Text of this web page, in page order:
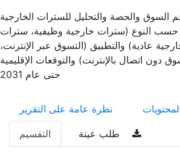
السوق والحصة والتحليل للسترات الخارجية
حسب النوع (سترات خارجية وظيفية، سترات
عادية) والتطبيق (التسوق عبر الإنترنت،
دون اتصال بالإنترنت) والتوقعات الإقليمية
حتى عام 2031
نظرة عامة على التقرير
التقسيم